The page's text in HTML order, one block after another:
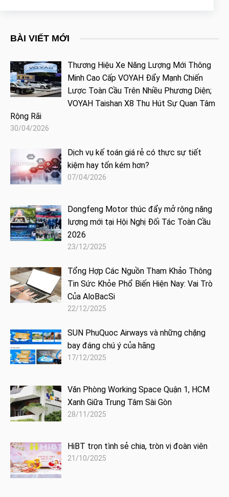
BÀI VIẾT MỚI
Thương Hiệu Xe Năng Lượng Mới Thông
Minh Cao Cấp VOYAH Đẩy Mạnh Chiến
Lược Toàn Cầu Trên Nhiều Phương Diện;
VOYAH Taishan X8 Thu Hút Sự Quan Tâm
Rộng Rãi
30/04/2026
Dịch vụ kế toán giá rẻ có thực sự tiết
kiệm hay tốn kém hơn?
07/04/2026
Dongfeng Motor thúc đẩy mở rộng năng
lượng mới tại Hội Nghị Đối Tác Toàn Cầu
2026
23/12/2025
Tổng Hợp Các Nguồn Tham Khảo Thông
Tin Sức Khỏe Phổ Biến Hiện Nay: Vai Trò
Của AloBacSi
22/12/2025
SUN PhuQuoc Airways và những chặng
bay đáng chú ý của hãng
17/12/2025
Văn Phòng Working Space Quận 1, HCM
Xanh Giữa Trung Tâm Sài Gòn
28/11/2025
HiBT trọn tình sẻ chia, tròn vị đoàn viên
21/10/2025